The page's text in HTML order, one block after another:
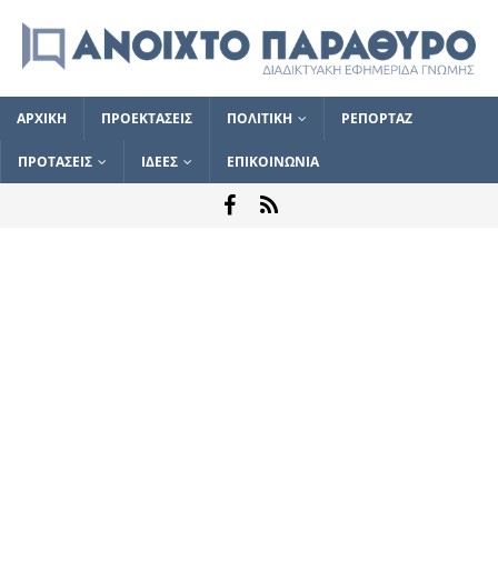
ΑΡΧΙΚΗ ΠΡΟΕΚΤΑΣΕΙΣ ΠΟΛΙΤΙΚΗ ΡΕΠΟΡΤΑΖ
ΠΡΟΤΑΣΕΙΣ ΙΔΕΕΣ ΕΠΙΚΟΙΝΩΝΙΑ